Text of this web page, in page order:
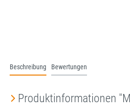
Beschreibung Bewertungen
Produktinformationen